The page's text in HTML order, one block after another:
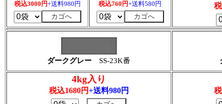
税込3000円+送料980円
税込760円+送料580円
ダークグレー SS-23K番
4kg入り
税込1680円+送料980円